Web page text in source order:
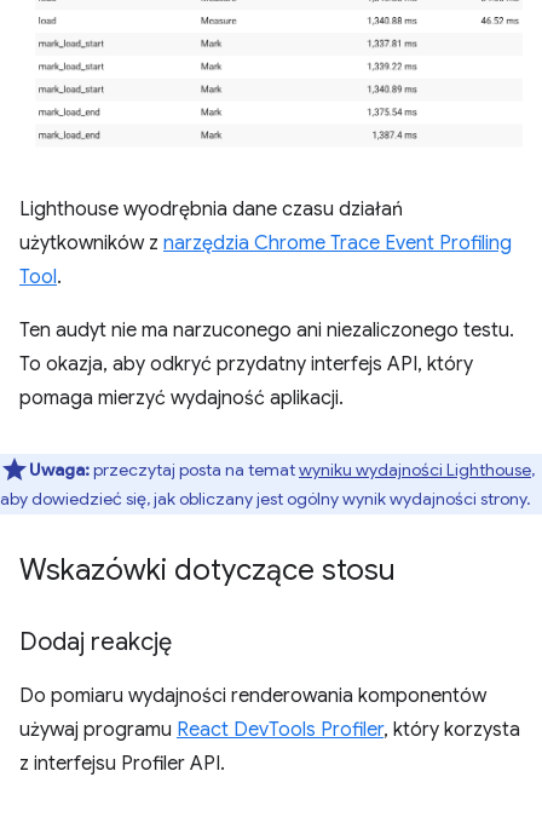
Lighthouse wyodrębnia dane czasu działań
użytkowników z narzędzia Chrome Trace Event Profiling
Tool.
Ten audyt nie ma narzuconego ani niezaliczonego testu.
To okazja, aby odkryć przydatny interfejs API, który
pomaga mierzyć wydajność aplikacji.
Uwaga:przeczytaj posta na tematwyniku wydajności Lighthouse,
aby dowiedzieć się, jak obliczany jest ogólny wynik wydajności strony.
Wskazówki dotyczące stosu
Dodaj reakcję
Do pomiaru wydajności renderowania komponentów
używaj programu React DevTools Profiler, który korzysta
z interfejsu Profiler API.